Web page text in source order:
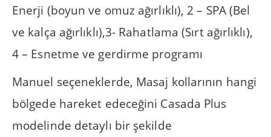
Enerji (boyun ve omuz ağırlıklı), 2 – SPA (Bel
ve kalça ağırlıklı),3- Rahatlama (Sırt ağırlıklı),
4 – Esnetme ve gerdirme programı
Manuel seçeneklerde, Masaj kollarının hangi
bölgede hareket edeceğini Casada Plus
modelinde detaylı bir şekilde